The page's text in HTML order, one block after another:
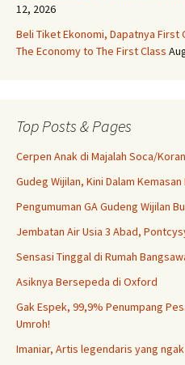
12, 2026
Beli Tiket Ekonomi, Dapatnya First
The Economy to The First Class
Top Posts & Pages
Cerpen Anak di Majalah Soca/
Gudeg Wijilan, Kini Dalam Kemasan
Pengumuman GA Gudeng Wijilan
Jembatan Air Usia 3 Abad,
Sensasi Tinggal di Rumah
Asiknya Bersepeda di Oxford
Gak Espek, 99,9% Penumpang
Umroh!
Imaniar, Artis legendaris yang